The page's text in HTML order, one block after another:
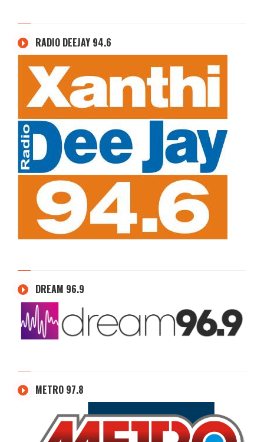
RADIO DEEJAY 94.6
DREAM 96.9
METRO 97.8